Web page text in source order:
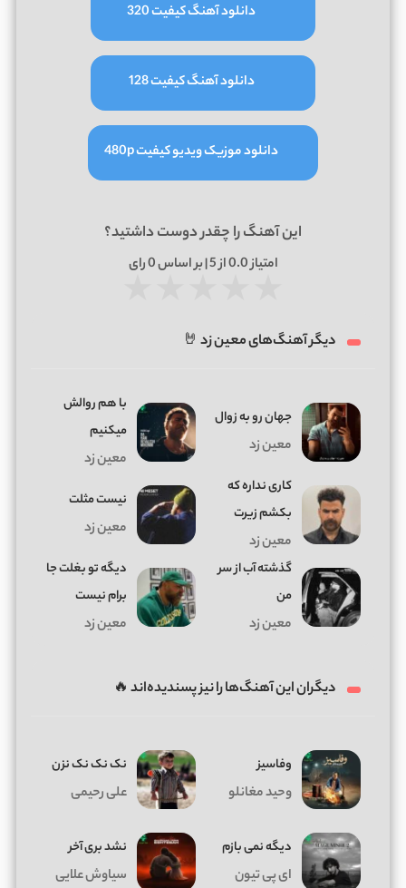
دانلود آهنگ کیفیت 320
دانلود آهنگ کیفیت 128
دانلود موزیک ویدیو کیفیت 480p
این آهنگ را چقدر دوست داشتید؟
امتیاز0.0از 5 | بر اساس 0رای
دیگر آهنگ‌های معین زد 🤘
جهان رو به زوال
معین زد
با هم روالش
میکنیم
معین زد
کاری نداره که
بکشم زیرت
معین زد
نیست مثلت
معین زد
گذشته آب از سر
من
معین زد
دیگه تو بغلت جا
برام نیست
معین زد
دیگران این آهنگ‌ها را نیز پسندیده‌اند 🔥
وفاسیز
وحید مغانلو
نک نک نک نزن
علی رحیمی
دیگه نمی بازم
ای پی تیون
نشد بری آخر
سیاوش علایی